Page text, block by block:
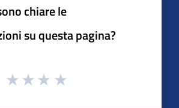
chiare le
su questa pagina?